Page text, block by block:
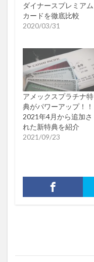
ダイナースプレミアム
カードを徹底比較
2020/03/31
アメックスプラチナ特
典がパワーアップ！！
2021年4月から追加さ
れた新特典を紹介
2021/09/23